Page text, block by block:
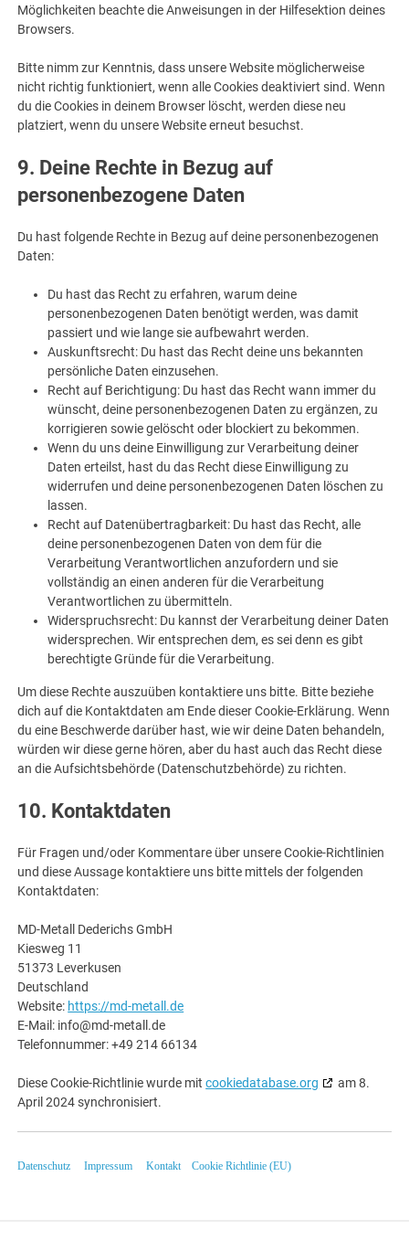
Möglichkeiten beachte die Anweisungen in der Hilfesektion deines
Browsers.
Bitte nimm zur Kenntnis, dass unsere Website möglicherweise
nicht richtig funktioniert, wenn alle Cookies deaktiviert sind. Wenn
du die Cookies in deinem Browser löscht, werden diese neu
platziert, wenn du unsere Website erneut besuchst.
9. Deine Rechte in Bezug auf
personenbezogene Daten
Du hast folgende Rechte in Bezug auf deine personenbezogenen
Daten:
Du hast das Recht zu erfahren, warum deine
personenbezogenen Daten benötigt werden, was damit
passiert und wie lange sie aufbewahrt werden.
Auskunftsrecht: Du hast das Recht deine uns bekannten
persönliche Daten einzusehen.
Recht auf Berichtigung: Du hast das Recht wann immer du
wünscht, deine personenbezogenen Daten zu ergänzen, zu
korrigieren sowie gelöscht oder blockiert zu bekommen.
Wenn du uns deine Einwilligung zur Verarbeitung deiner
Daten erteilst, hast du das Recht diese Einwilligung zu
widerrufen und deine personenbezogenen Daten löschen zu
lassen.
Recht auf Datenübertragbarkeit: Du hast das Recht, alle
deine personenbezogenen Daten von dem für die
Verarbeitung Verantwortlichen anzufordern und sie
vollständig an einen anderen für die Verarbeitung
Verantwortlichen zu übermitteln.
Widerspruchsrecht: Du kannst der Verarbeitung deiner Daten
widersprechen. Wir entsprechen dem, es sei denn es gibt
berechtigte Gründe für die Verarbeitung.
Um diese Rechte auszuüben kontaktiere uns bitte. Bitte beziehe
dich auf die Kontaktdaten am Ende dieser Cookie-Erklärung. Wenn
du eine Beschwerde darüber hast, wie wir deine Daten behandeln,
würden wir diese gerne hören, aber du hast auch das Recht diese
an die Aufsichtsbehörde (Datenschutzbehörde) zu richten.
10. Kontaktdaten
Für Fragen und/oder Kommentare über unsere Cookie-Richtlinien
und diese Aussage kontaktiere uns bitte mittels der folgenden
Kontaktdaten:
MD-Metall Dederichs GmbH
Kiesweg 11
51373 Leverkusen
Deutschland
Website: https://md-metall.de
E-Mail: info@md-metall.de
Telefonnummer: +49 214 66134
Diese Cookie-Richtlinie wurde mitcookiedatabase.org
am 8.
April 2024 synchronisiert.
Datenschutz Impressum Kontakt Cookie Richtlinie (EU)